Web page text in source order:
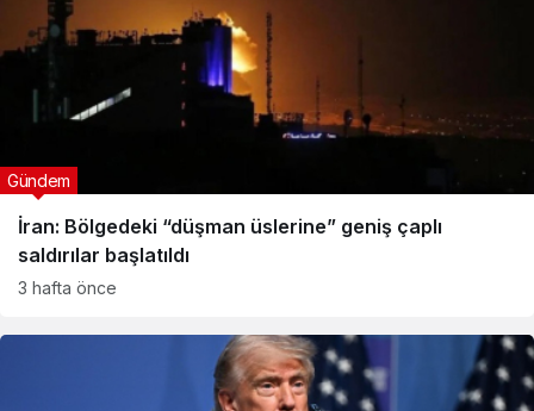
İran: Bölgedeki “düşman üslerine” geniş çaplı
saldırılar başlatıldı
Gündem
3 hafta önce